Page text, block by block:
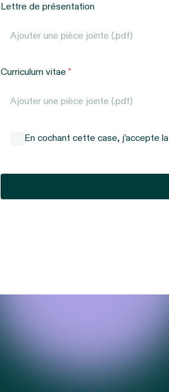
Lettre de présentation
Ajouter une pièce jointe (.pdf)
Curriculum vitae
Ajouter une pièce jointe (.pdf)
En cochant cette case, j’accepte la